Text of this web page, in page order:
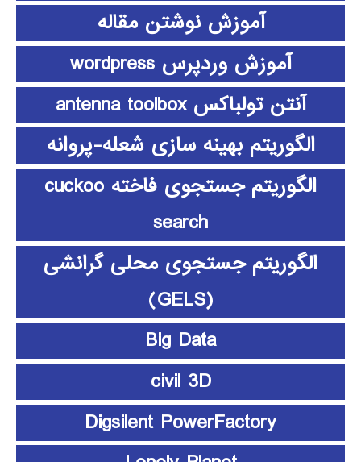
آموزش نوشتن مقاله
آموزش وردپرس wordpress
آنتن تولباکس antenna toolbox
الگوریتم بهینه سازی شعله-پروانه
الگوریتم جستجوی فاخته cuckoo
search
الگوریتم جستجوی محلی گرانشی
(GELS)
Big Data
civil 3D
Digsilent PowerFactory